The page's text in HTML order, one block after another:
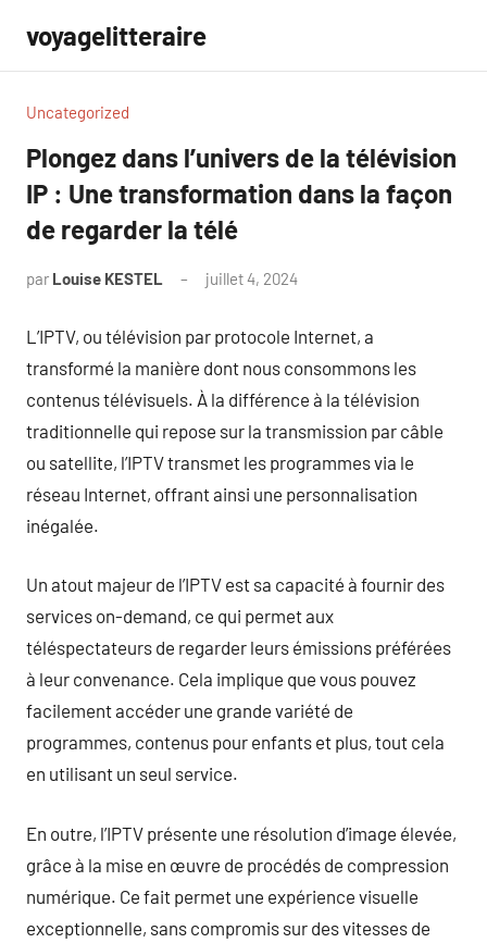
contenu
voyagelitteraire
Uncategorized
Plongez dans l’univers de la télévision
IP : Une transformation dans la façon
de regarder la télé
par Louise KESTEL juillet 4, 2024
L’IPTV, ou télévision par protocole Internet, a
transformé la manière dont nous consommons les
contenus télévisuels. À la différence à la télévision
traditionnelle qui repose sur la transmission par câble
ou satellite, l’IPTV transmet les programmes via le
réseau Internet, offrant ainsi une personnalisation
inégalée.
Un atout majeur de l’IPTV est sa capacité à fournir des
services on-demand, ce qui permet aux
téléspectateurs de regarder leurs émissions préférées
à leur convenance. Cela implique que vous pouvez
facilement accéder une grande variété de
programmes, contenus pour enfants et plus, tout cela
en utilisant un seul service.
En outre, l’IPTV présente une résolution d’image élevée,
grâce à la mise en œuvre de procédés de compression
numérique. Ce fait permet une expérience visuelle
exceptionnelle, sans compromis sur des vitesses de